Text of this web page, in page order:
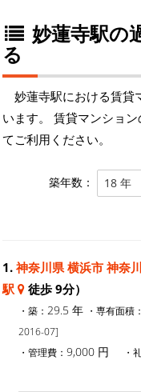
妙蓮寺駅の
る
妙蓮寺駅における賃貸
います。 賃貸マンショ
てご利用ください。
築年数： 18 年
1. 神奈川県 横浜市 神奈
駅
徒歩 9分）
・築： 29.5 年 ・専有面積：
2016-07]
・管理費： 9,000 円 ・